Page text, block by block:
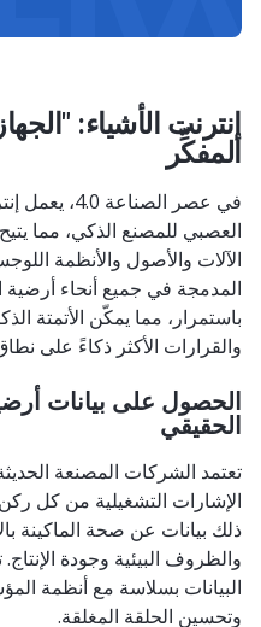
إنترنت الأشياء:
المفكِّر
العصبي للمصنع الذكي، مما
الآلات والأصول والأنظمة
المدمجة في جميع أنحاء أرضية
باستمرار، مما يمكّن الأتمتة
والقرارات الأكثر ذكاءً على
الحصول على بيانات
الحقيقي
تعتمد الشركات المصنعة
الإشارات التشغيلية من كل
ذلك بيانات عن صحة الماكينة
البيانات بسلاسة مع أنظمة
وتحسين الحلقة المغلقة.